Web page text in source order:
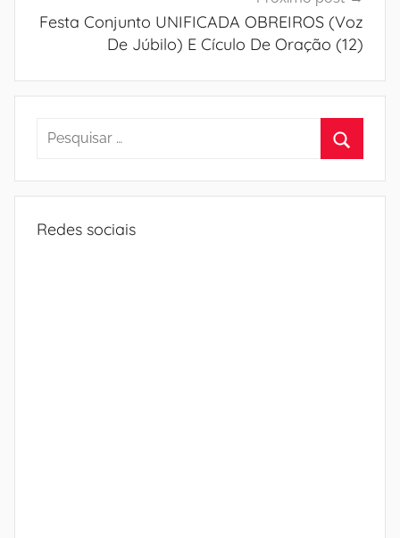
Festa Conjunto UNIFICADA OBREIROS (Voz
De Júbilo) E Cículo De Oração (12)
Pesquisar
Redes sociais